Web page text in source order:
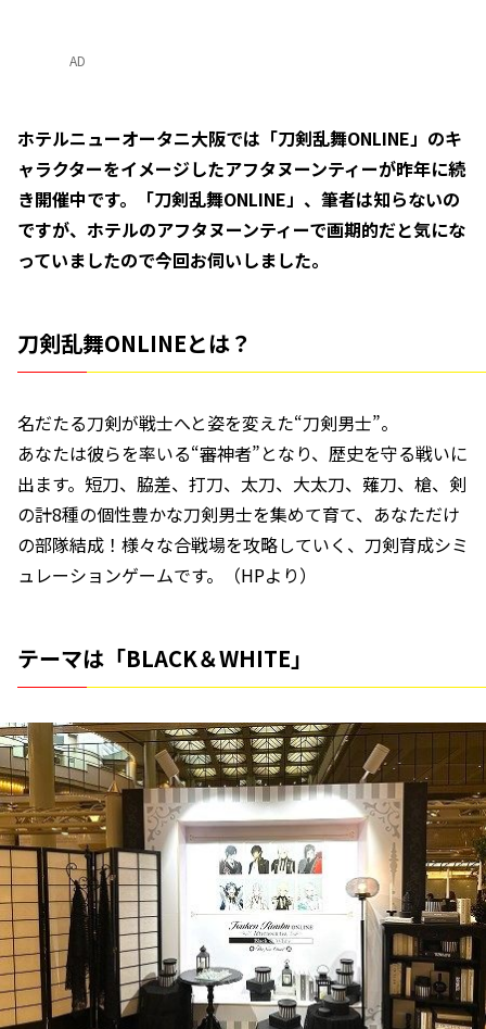
AD
ホテルニューオータニ大阪では「刀剣乱舞ONLINE」のキ
ャラクターをイメージしたアフタヌーンティーが昨年に続
き開催中です。「刀剣乱舞ONLINE」、筆者は知らないの
ですが、ホテルのアフタヌーンティーで画期的だと気にな
っていましたので今回お伺いしました。
刀剣乱舞ONLINEとは？
名だたる刀剣が戦士へと姿を変えた“刀剣男士”。
あなたは彼らを率いる“審神者”となり、歴史を守る戦いに
出ます。短刀、脇差、打刀、太刀、大太刀、薙刀、槍、剣
の計8種の個性豊かな刀剣男士を集めて育て、あなただけ
の部隊結成！様々な合戦場を攻略していく、刀剣育成シミ
ュレーションゲームです。（HPより）
テーマは「BLACK＆WHITE」